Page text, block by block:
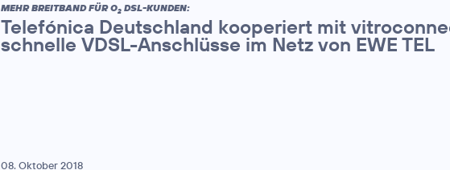
MEHR BREITBAND FÜR O2 DSL-KUNDEN:
Telefónica Deutschland kooperiert mit
schnelle VDSL-Anschlüsse im Netz von EWE TEL
08. Oktober 2018